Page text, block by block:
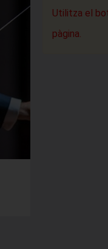
Utilitza el
pàgina.